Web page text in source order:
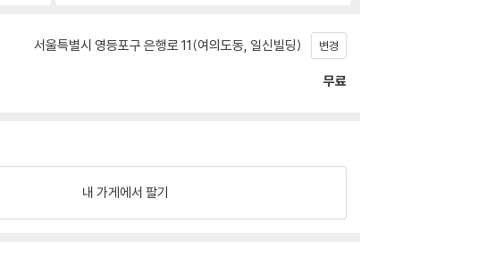
서울특별시 영등포구 은행로 11(여의도동, 일신빌딩) 변경
무료
내 가게에서 팔기